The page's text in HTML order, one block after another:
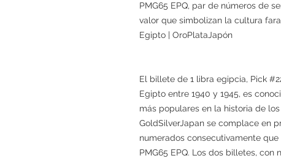
PMG65 EPQ, par de números de
valor que simbolizan la cultura
Egipto | OroPlataJapón
El billete de 1 libra egipcia, Pick
Egipto entre 1940 y 1945, es
más populares en la historia de
GoldSilverJapan se complace en
numerados consecutivamente
PMG65 EPQ. Los dos billetes,